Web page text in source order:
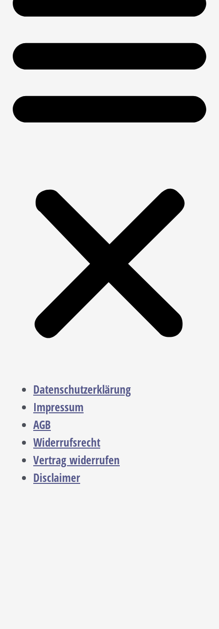
Datenschutzerklärung
Impressum
AGB
Widerrufsrecht
Vertrag widerrufen
Disclaimer